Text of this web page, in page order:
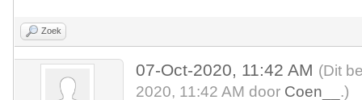
Zoek
07-Oct-2020, 11:42 AM (Dit
2020, 11:42 AM door Coen__ .)